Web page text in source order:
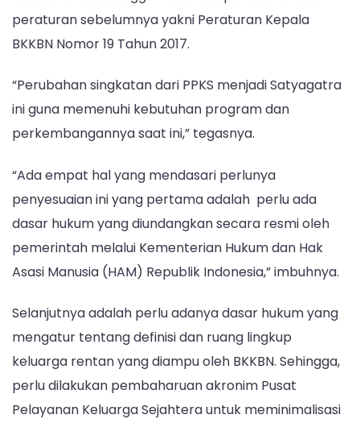
peraturan sebelumnya yakni Peraturan Kepala
BKKBN Nomor 19 Tahun 2017.
“Perubahan singkatan dari PPKS menjadi Satyagatra
ini guna memenuhi kebutuhan program dan
perkembangannya saat ini,” tegasnya.
“Ada empat hal yang mendasari perlunya
penyesuaian ini yang pertama adalah perlu ada
dasar hukum yang diundangkan secara resmi oleh
pemerintah melalui Kementerian Hukum dan Hak
Asasi Manusia (HAM) Republik Indonesia,” imbuhnya.
Selanjutnya adalah perlu adanya dasar hukum yang
mengatur tentang definisi dan ruang lingkup
keluarga rentan yang diampu oleh BKKBN. Sehingga,
perlu dilakukan pembaharuan akronim Pusat
Pelayanan Keluarga Sejahtera untuk meminimalisasi